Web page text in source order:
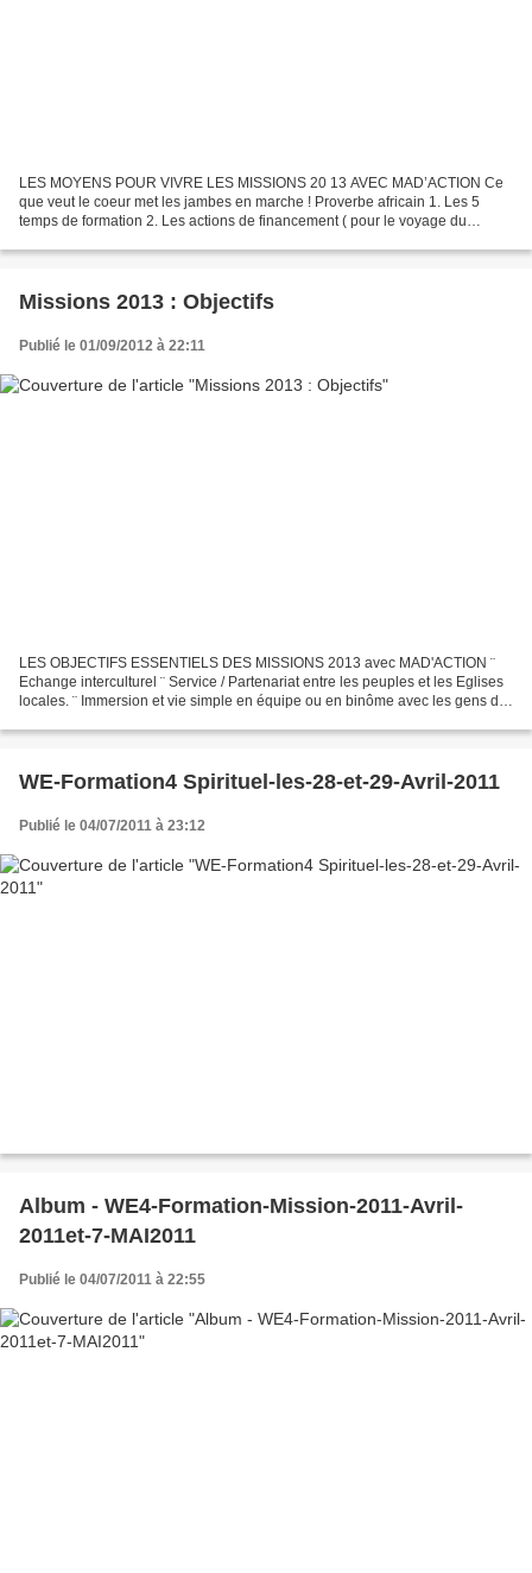
LES MOYENS POUR VIVRE LES MISSIONS 20 13 AVEC MAD’ACTION Ce
que veut le coeur met les jambes en marche ! Proverbe africain 1. Les 5
temps de formation 2. Les actions de financement ( pour le voyage du
Missions 2013 : Objectifs
Publié le 01/09/2012 à 22:11
LES OBJECTIFS ESSENTIELS DES MISSIONS 2013 avec MAD'ACTION ¨
Echange interculturel ¨ Service / Partenariat entre les peuples et les Eglises
locales. ¨ Immersion et vie simple en équipe ou en binôme avec les gens du
WE-Formation4 Spirituel-les-28-et-29-Avril-2011
Publié le 04/07/2011 à 23:12
Album - WE4-Formation-Mission-2011-Avril-
2011et-7-MAI2011
Publié le 04/07/2011 à 22:55